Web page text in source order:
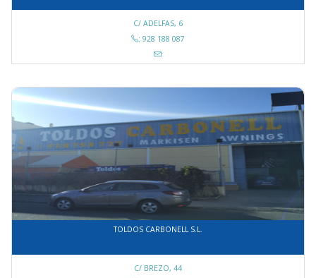
C/ ADELFAS, 6
: 928 188 087
:
TOLDOS CARBONELL S.L.
C/ BREZO, 44